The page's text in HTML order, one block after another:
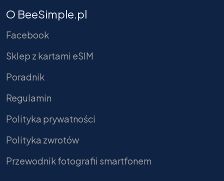
O BeeSimple.pl
Facebook
Sklep z kartami eSIM
Poradnik
Regulamin
Polityka prywatności
Polityka zwrotów
Przewodnik fotografii smartfonem